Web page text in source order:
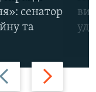
Вперед
сенатор
та